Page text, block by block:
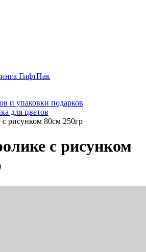
ГифтПак
и упаковки подарков
для цветов
рисунком 80см 250гр
с рисунком